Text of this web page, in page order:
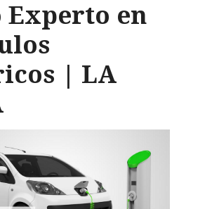
Experto en
| LA